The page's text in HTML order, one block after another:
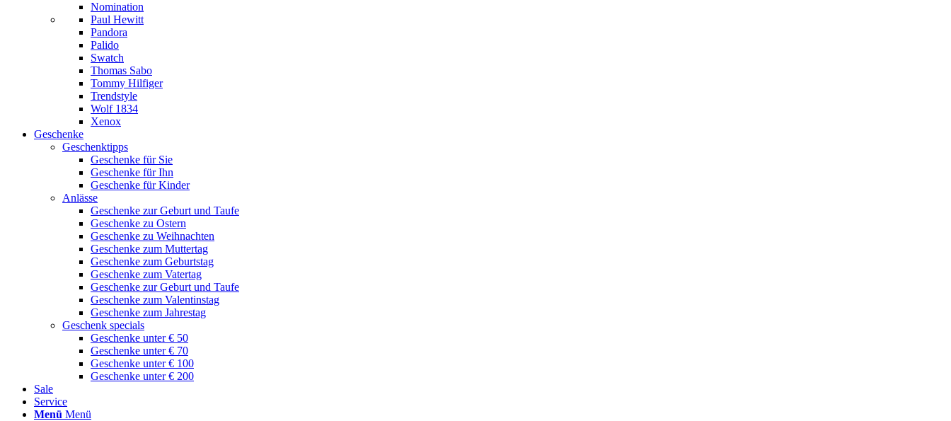
Nomination
Paul Hewitt
Pandora
Palido
Swatch
Thomas Sabo
Tommy Hilfiger
Trendstyle
Wolf 1834
Xenox
Geschenke
Geschenktipps
Geschenke für Sie
Geschenke für Ihn
Geschenke für Kinder
Anlässe
Geschenke zur Geburt und Taufe
Geschenke zu Ostern
Geschenke zu Weihnachten
Geschenke zum Muttertag
Geschenke zum Geburtstag
Geschenke zum Vatertag
Geschenke zur Geburt und Taufe
Geschenke zum Valentinstag
Geschenke zum Jahrestag
Geschenk specials
Geschenke unter € 50
Geschenke unter € 70
Geschenke unter € 100
Geschenke unter € 200
Sale
Service
Menü Menü